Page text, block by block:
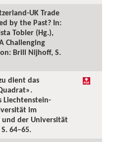
UK Trade
by the Past? In:
Tobler (Hg.),
Challenging
Brill Nijhoff, S.
dient das
Liechtenstein-
im
der Universität
64–65.